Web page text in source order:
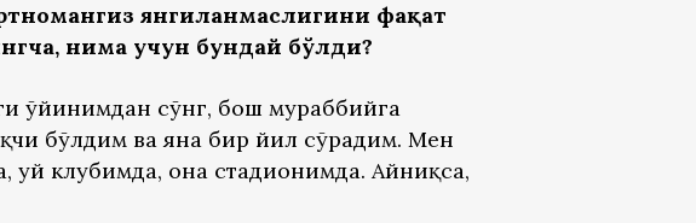
янгиланмаслигини фақат
нима учун бундай бўлди?
ўйинимдан сўнг, бош мураббийга
бўлдим ва яна бир йил сўрадим. Мен
уй клубимда, она стадионимда. Айниқса,